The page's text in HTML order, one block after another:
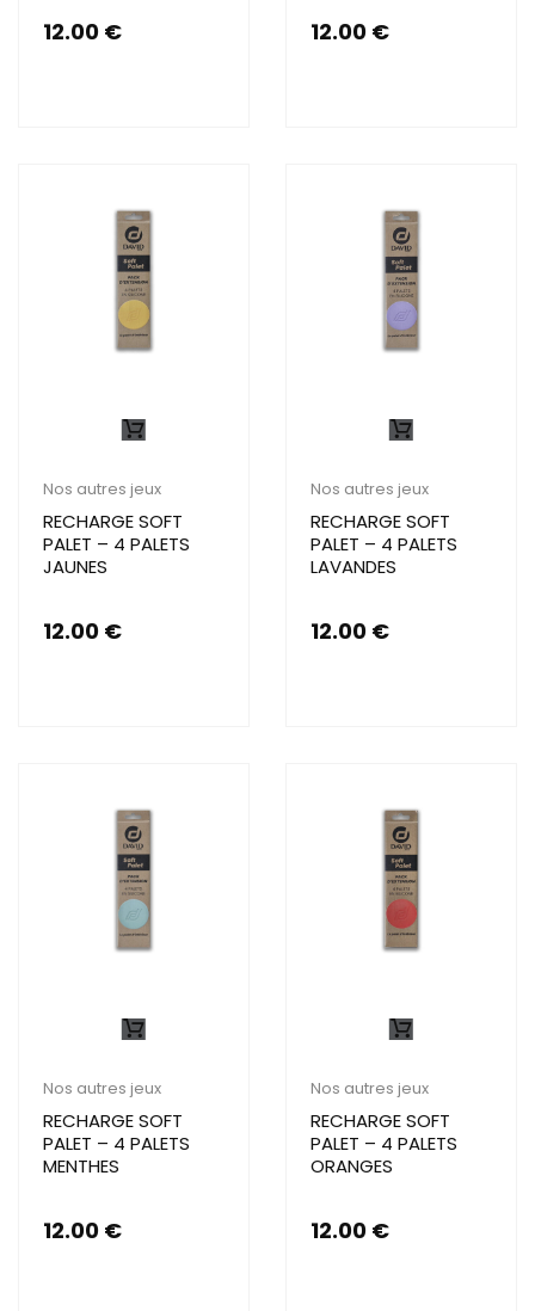
12.00 € 12.00 €
Nos autres jeux
RECHARGE SOFT
PALET – 4 PALETS
JAUNES
12.00 €
Nos autres jeux
RECHARGE SOFT
PALET – 4 PALETS
LAVANDES
12.00 €
Nos autres jeux
RECHARGE SOFT
PALET – 4 PALETS
MENTHES
12.00 €
Nos autres jeux
RECHARGE SOFT
PALET – 4 PALETS
ORANGES
12.00 €